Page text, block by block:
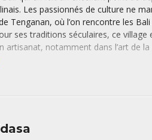
Les passionnés de culture ne
Tenganan, où l’on rencontre les
ses traditions séculaires, ce
artisanat, notamment dans l’art de
à la manière
ne résisteront pas à l’envie de